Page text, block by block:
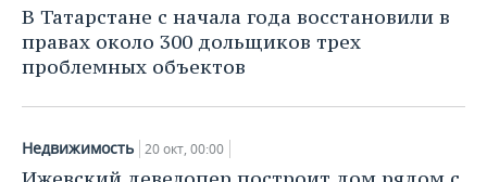
В Татарстане с начала года восстановили в
правах около 300 дольщиков трех
проблемных объектов
Недвижимость 20 окт, 00:00